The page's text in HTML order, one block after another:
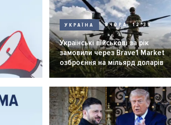
УКРАЇНА ВЧОРА, 12:39
Українські військові за рік
замовили через Brave1 Market
озброєння на мільярд доларів